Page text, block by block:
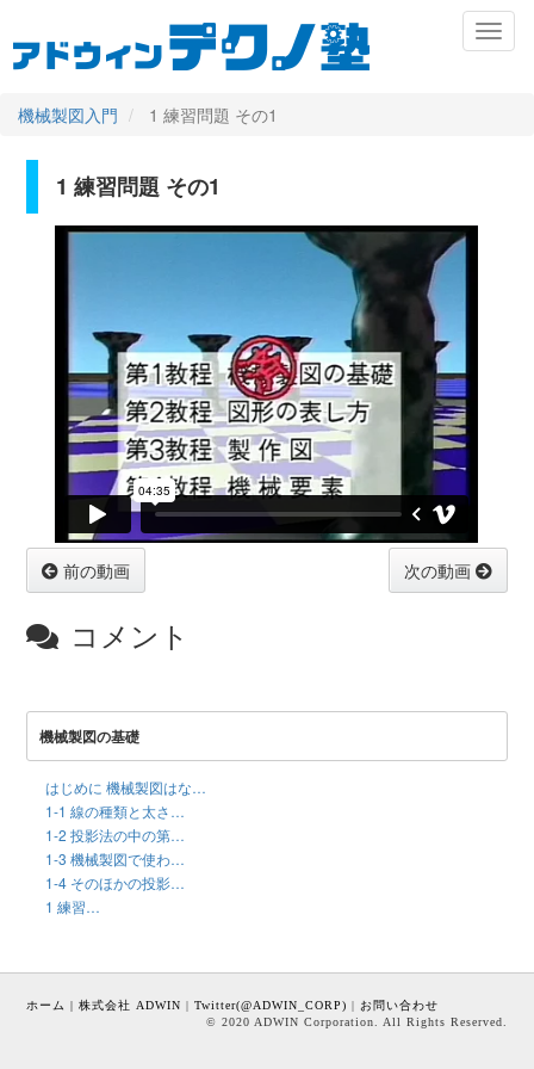
イ
ン
機械製図入門 1 練習問題 その1
Primary
tabs
1 練習問題 その1
前の動画 次の動画
コメント
機械製図の基礎
はじめに 機械製図はな…
1-1 線の種類と太さ…
1-2 投影法の中の第…
1-3 機械製図で使わ…
1-4 そのほかの投影…
1 練習…
ホーム |株式会社 ADWIN |Twitter(@ADWIN_CORP) | お問い合わせ
© 2020 ADWIN Corporation. All Rights Reserved.